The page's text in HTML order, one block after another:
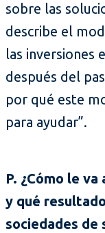
sobre las
describe el
las inversiones
después del
por qué este
para ayudar”.
P. ¿Cómo le
y qué
sociedades de